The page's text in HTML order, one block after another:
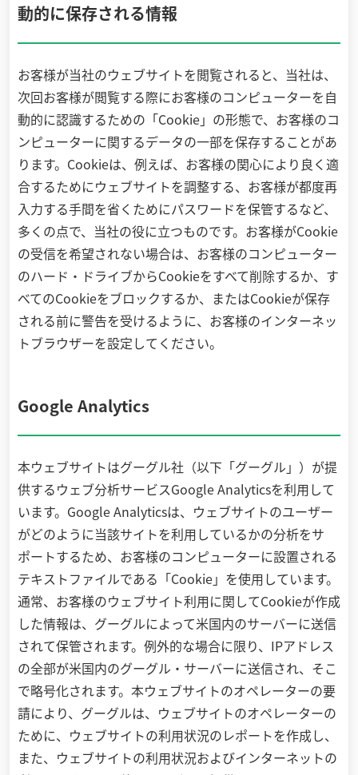
動的に保存される情報
お客様が当社のウェブサイトを閲覧されると、当社は、
次回お客様が閲覧する際にお客様のコンピューターを自
動的に認識するための「Cookie」の形態で、お客様のコ
ンピューターに関するデータの一部を保存することがあ
ります。Cookieは、例えば、お客様の関心により良く適
合するためにウェブサイトを調整する、お客様が都度再
入力する手間を省くためにパスワードを保管するなど、
多くの点で、当社の役に立つものです。お客様がCookie
の受信を希望されない場合は、お客様のコンピューター
のハード・ドライブからCookieをすべて削除するか、す
べてのCookieをブロックするか、またはCookieが保存
される前に警告を受けるように、お客様のインターネッ
トブラウザーを設定してください。
Google Analytics
本ウェブサイトはグーグル社（以下「グーグル」）が提
供するウェブ分析サービスGoogle Analyticsを利用して
います。Google Analyticsは、ウェブサイトのユーザー
がどのように当該サイトを利用しているかの分析をサ
ポートするため、お客様のコンピューターに設置される
テキストファイルである「Cookie」を使用しています。
通常、お客様のウェブサイト利用に関してCookieが作成
した情報は、グーグルによって米国内のサーバーに送信
されて保管されます。例外的な場合に限り、IPアドレス
の全部が米国内のグーグル・サーバーに送信され、そこ
で略号化されます。本ウェブサイトのオペレーターの要
請により、グーグルは、ウェブサイトのオペレーターの
ために、ウェブサイトの利用状況のレポートを作成し、
また、ウェブサイトの利用状況およびインターネットの